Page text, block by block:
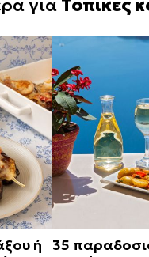
για Τοπικές
ή
35